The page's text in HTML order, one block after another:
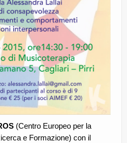
| PLUS Sanluri –
(Centro Europeo per la
e Formazione) con il